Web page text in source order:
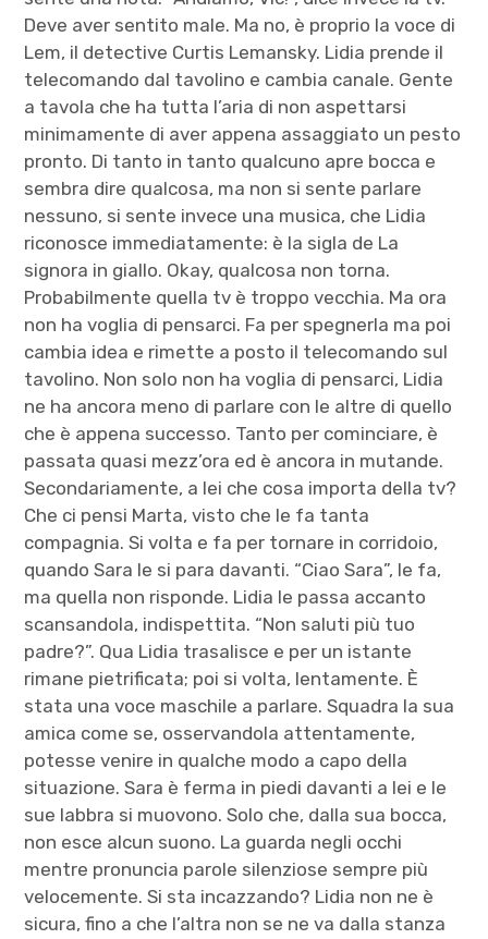
Deve aver sentito male. Ma no, è proprio la voce di
Lem, il detective Curtis Lemansky. Lidia prende il
telecomando dal tavolino e cambia canale. Gente
a tavola che ha tutta l’aria di non aspettarsi
minimamente di aver appena assaggiato un pesto
pronto. Di tanto in tanto qualcuno apre bocca e
sembra dire qualcosa, ma non si sente parlare
nessuno, ­­­­­­­­ si sente invece una musica, che Lidia
riconosce immediatamente: è la sigla de La
signora in giallo. Okay, qualcosa non torna.
Probabilmente quella tv è troppo vecchia. Ma ora
non ha voglia di pensarci. Fa per spegnerla ma poi
cambia idea e rimette a posto il telecomando sul
tavolino. Non solo non ha voglia di pensarci, Lidia
ne ha ancora meno di parlare con le altre di quello
che è appena successo. Tanto per cominciare, è
passata quasi mezz’ora ed è ancora in mutande.
Secondariamente, a lei che cosa importa della tv?
Che ci pensi Marta, visto che le fa tanta
compagnia. Si volta e fa per tornare in corridoio,
quando Sara le si para davanti. “Ciao Sara”, le fa,
ma quella non risponde. Lidia le passa accanto
scansandola, indispettita. “Non saluti più tuo
padre?”. Qua Lidia trasalisce e per un istante
rimane pietrificata; poi si volta, lentamente. È
stata una voce maschile a parlare. Squadra la sua
amica come se, osservandola attentamente,
potesse venire in qualche modo a capo della
situazione. Sara è ferma in piedi davanti a lei e le
sue labbra si muovono. Solo che, dalla sua bocca,
non esce alcun suono. La guarda negli occhi
mentre pronuncia parole silenziose sempre più
velocemente. Si sta incazzando? Lidia non ne è
sicura, fino a che l’altra non se ne va dalla stanza